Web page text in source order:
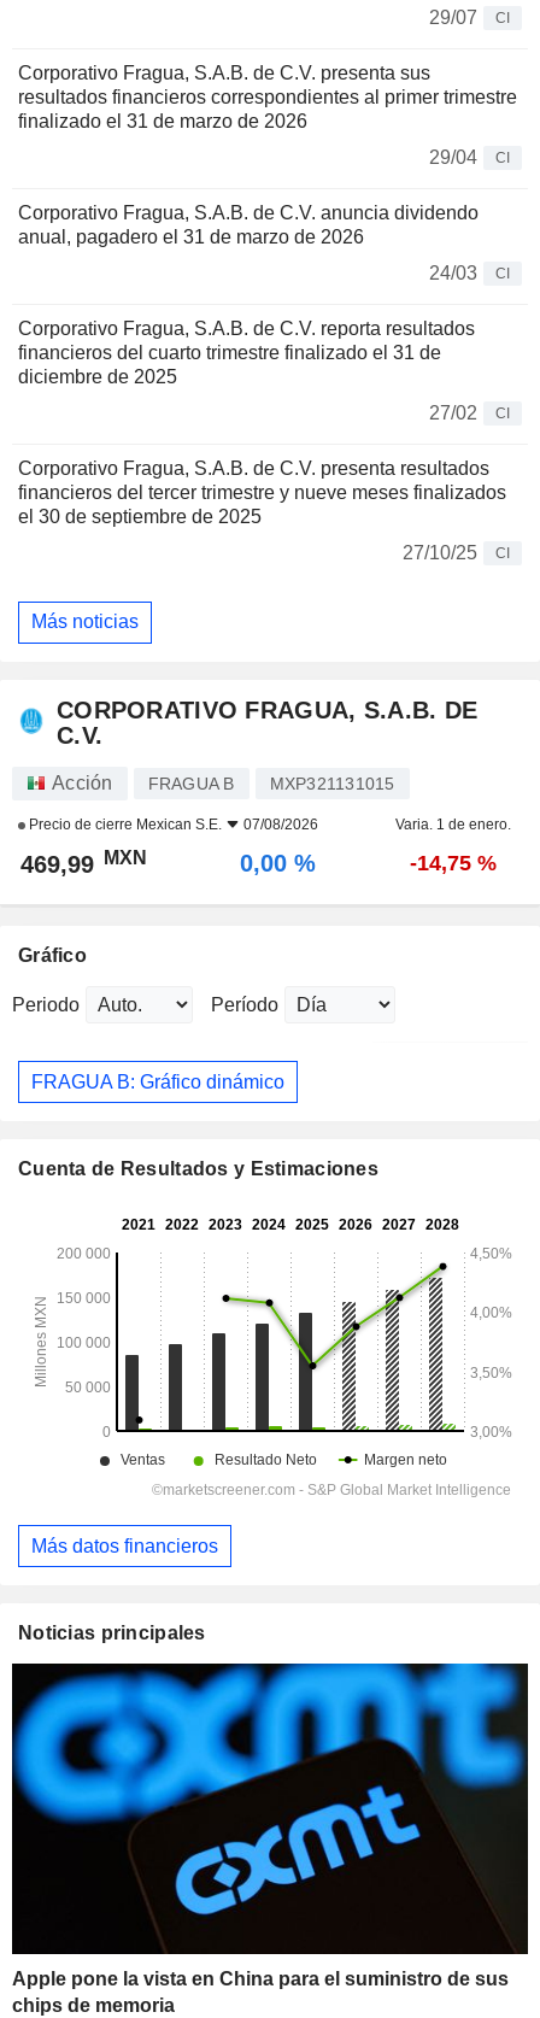
29/07 CI
Corporativo Fragua, S.A.B. de C.V. presenta sus
resultados financieros correspondientes al primer trimestre
finalizado el 31 de marzo de 2026
29/04
CI
Corporativo Fragua, S.A.B. de C.V. anuncia dividendo
anual, pagadero el 31 de marzo de 2026
24/03
CI
Corporativo Fragua, S.A.B. de C.V. reporta resultados
financieros del cuarto trimestre finalizado el 31 de
diciembre de 2025
27/02
CI
Corporativo Fragua, S.A.B. de C.V. presenta resultados
financieros del tercer trimestre y nueve meses finalizados
el 30 de septiembre de 2025
27/10/25
CI
Más noticias
CORPORATIVO FRAGUA, S.A.B. DE
C.V.
Acción FRAGUA B MXP321131015
Precio de cierre Mexican S.E. 07/08/2026 Varia. 1 de enero.
469,99 MXN 0,00 % -14,75 %
Gráfico
Periodo Período
FRAGUA B: Gráfico dinámico
Cuenta de Resultados y Estimaciones
Más datos financieros
Noticias principales
Apple pone la vista en China para el suministro de sus
chips de memoria